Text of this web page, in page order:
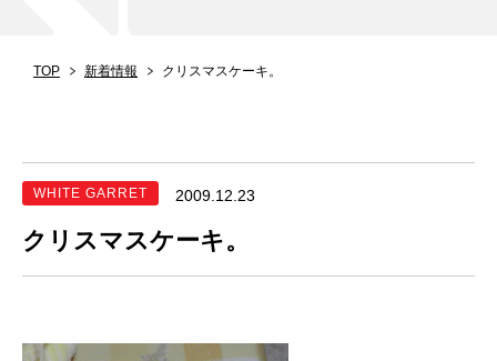
TOP 新着情報 クリスマスケーキ。
WHITE GARRET 2009.12.23
クリスマスケーキ。